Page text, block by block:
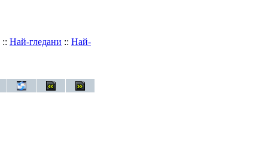
:: Най-гледани :: Най-